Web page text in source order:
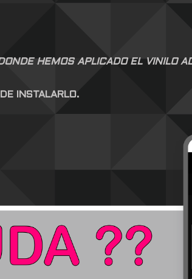
HEMOS APLICADO EL VINILO
INSTALARLO.